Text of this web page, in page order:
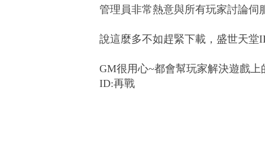
管理員非常熱意與所有玩家討論伺
說這麼多不如趕緊下載，盛世天堂
GM很用心~都會幫玩家解決遊戲上
ID:再戰